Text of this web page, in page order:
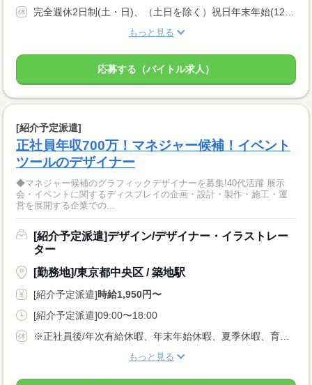
もっと見る
応募する（バイトル求人）
[紹介予定派遣]
正社員年収700万！マネジャー候補！イベント
ツールのデザイナー
◆マネジャー候補のグラフィックデザイナーを募集!40代活躍 展示
会・イベントに関するディスプレイの企画・設計・製作・施工・運
営を展開する企業での...
[紹介予定派遣]デザイン/デザイナー・イラストレー
ター
[勤務地]/東京都中央区 / 築地駅
[紹介予定派遣]時給1,950円〜
[紹介予定派遣]09:00〜18:00
もっと見る